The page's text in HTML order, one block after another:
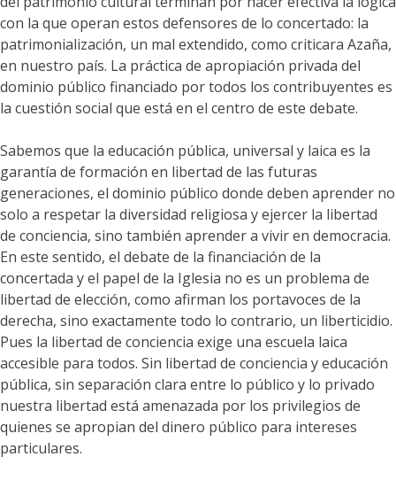
con la que operan estos defensores de lo concertado: la
patrimonialización, un mal extendido, como criticara Azaña,
en nuestro país. La práctica de apropiación privada del
dominio público financiado por todos los contribuyentes es
la cuestión social que está en el centro de este debate.
Sabemos que la educación pública, universal y laica es la
garantía de formación en libertad de las futuras
generaciones, el dominio público donde deben aprender no
solo a respetar la diversidad religiosa y ejercer la libertad
de conciencia, sino también aprender a vivir en democracia.
En este sentido, el debate de la financiación de la
concertada y el papel de la Iglesia no es un problema de
libertad de elección, como afirman los portavoces de la
derecha, sino exactamente todo lo contrario, un liberticidio.
Pues la libertad de conciencia exige una escuela laica
accesible para todos. Sin libertad de conciencia y educación
pública, sin separación clara entre lo público y lo privado
nuestra libertad está amenazada por los privilegios de
quienes se apropian del dinero público para intereses
particulares.